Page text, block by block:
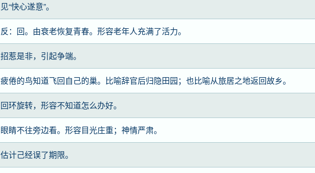
见“快心遂意”。
反：回。由衰老恢复青春。形容老年人充满了活力。
招惹是非，引起争端。
疲倦的鸟知道飞回自己的巢。比喻辞官后归隐田园；也比喻从旅居之地返回故乡。
回环旋转，形容不知道怎么办好。
眼睛不往旁边看。形容目光庄重；神情严肃。
估计己经误了期限。